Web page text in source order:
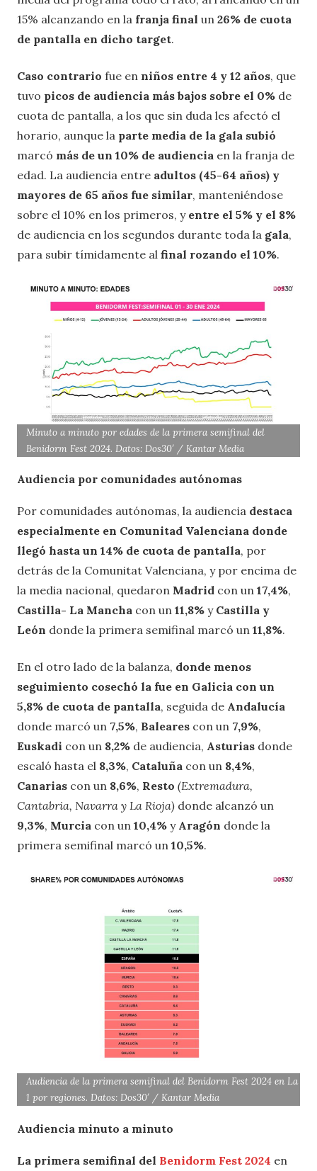
15% alcanzando en la franja final un 26% de cuota
de pantalla en dicho target.
Caso contrario fue en niños entre 4 y 12 años, que
tuvo picos de audiencia más bajos sobre el 0% de
cuota de pantalla, a los que sin duda les afectó el
horario, aunque la parte media de la gala subió
marcó más de un 10% de audiencia en la franja de
edad. La audiencia entre adultos (45-64 años) y
mayores de 65 años fue similar, manteniéndose
sobre el 10% en los primeros, y entre el 5% y el 8%
de audiencia en los segundos durante toda la gala,
para subir tímidamente al final rozando el 10%.
Minuto a minuto por edades de la primera semifinal del
Benidorm Fest 2024. Datos: Dos30′ / Kantar Media
Audiencia por comunidades autónomas
Por comunidades autónomas, la audiencia destaca
especialmente en Comunitad Valenciana donde
llegó hasta un 14% de cuota de pantalla, por
detrás de la Comunitat Valenciana, y por encima de
la media nacional, quedaron Madrid con un 17,4%,
Castilla- La Mancha con un 11,8% y Castilla y
León donde la primera semifinal marcó un 11,8%.
En el otro lado de la balanza, donde menos
seguimiento cosechó la fue en Galicia con un
5,8% de cuota de pantalla, seguida de Andalucía
donde marcó un 7,5%, Baleares con un 7,9%,
Euskadi con un 8,2% de audiencia, Asturias donde
escaló hasta el 8,3%, Cataluña con un 8,4%,
Canarias con un 8,6%, Resto (Extremadura,
Cantabria, Navarra y La Rioja) donde alcanzó un
9,3%, Murcia con un 10,4% yAragón donde la
primera semifinal marcó un 10,5%.
Audiencia de la primera semifinal del Benidorm Fest 2024 en La
1 por regiones. Datos: Dos30′ / Kantar Media
Audiencia minuto a minuto
La primera semifinal del Benidorm Fest 2024 en